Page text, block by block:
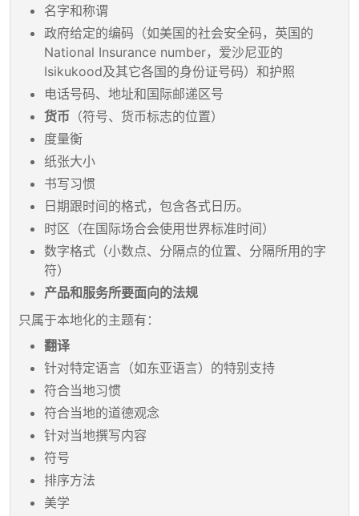
名字和称谓
政府给定的编码（如美国的社会安全码，英国的
National Insurance number，爱沙尼亚的
Isikukood及其它各国的身份证号码）和护照
电话号码、地址和国际邮递区号
货币 （符号、货币标志的位置）
度量衡
纸张大小
书写习惯
日期跟时间的格式，包含各式日历。
时区（在国际场合会使用世界标准时间）
数字格式（小数点、分隔点的位置、分隔所用的字
符）
产品和服务所要面向的法规
只属于本地化的主题有：
翻译
针对特定语言（如东亚语言）的特别支持
符合当地习惯
符合当地的道德观念
针对当地撰写内容
符号
排序方法
美学